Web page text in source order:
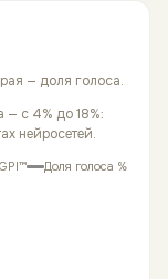
— доля голоса.
— с 4% до 18%:
нейросетей.
GPI™ Доля голоса %